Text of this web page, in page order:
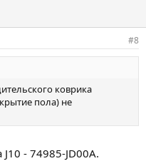
#8
коврика
пола) не
- 74985-JD00A.